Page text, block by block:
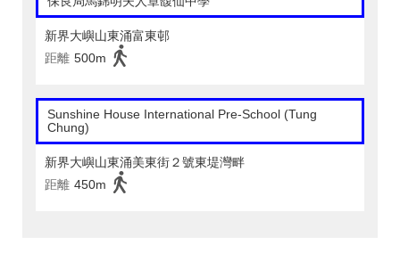
新界大嶼山東涌富東邨
距離 500m
Sunshine House International Pre-School (Tung
Chung)
新界大嶼山東涌美東街２號東堤灣畔
距離 450m